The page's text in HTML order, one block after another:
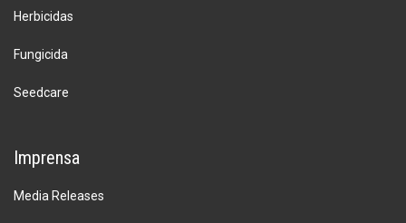
Herbicidas
Fungicida
Seedcare
Imprensa
Media Releases